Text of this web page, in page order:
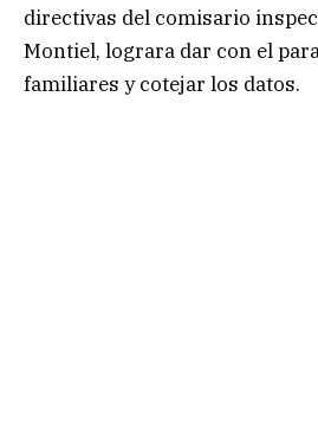
directivas del comisario
Montiel, lograra dar con el
familiares y cotejar los datos.